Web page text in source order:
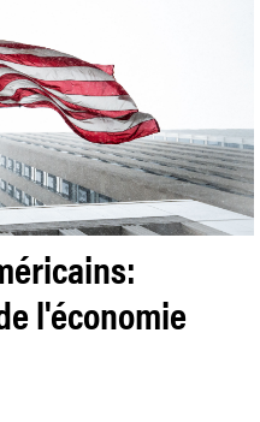
l'économie